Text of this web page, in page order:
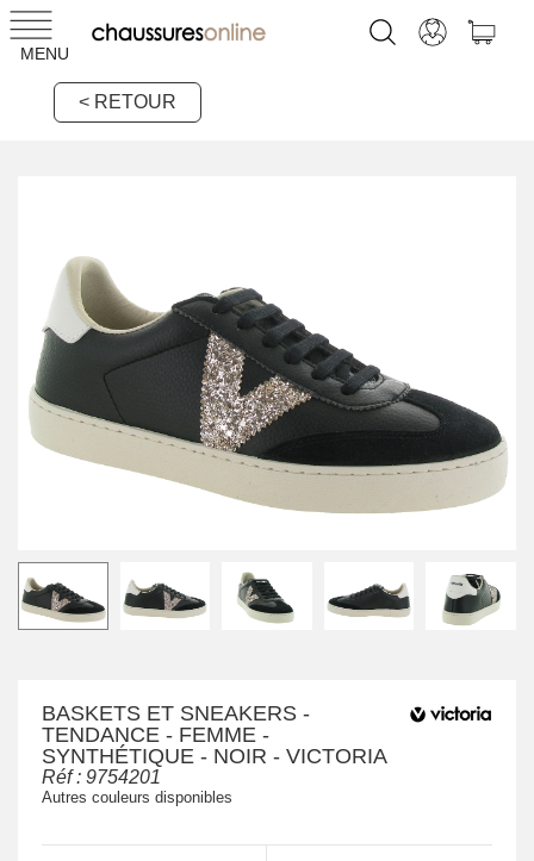
MENU
< RETOUR
BASKETS ET SNEAKERS -
TENDANCE - FEMME -
SYNTHÉTIQUE - NOIR - VICTORIA
Réf : 9754201
Autres couleurs disponibles